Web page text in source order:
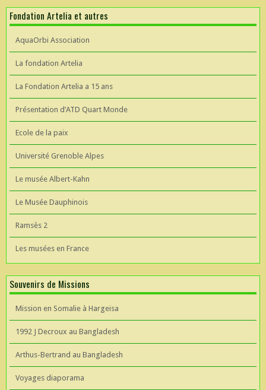
Fondation Artelia et autres
AquaOrbi Association
La fondation Artelia
La Fondation Artelia a 15 ans
Présentation d’ATD Quart Monde
Ecole de la paix
Université Grenoble Alpes
Le musée Albert-Kahn
Le Musée Dauphinois
Ramsès 2
Les musées en France
Souvenirs de Missions
Mission en Somalie à Hargeisa
1992 J Decroux au Bangladesh
Arthus-Bertrand au Bangladesh
Voyages diaporama